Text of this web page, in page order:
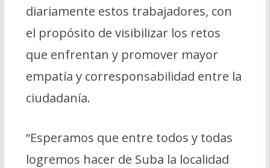
diariamente estos trabajadores, con
el propósito de visibilizar los retos
que enfrentan y promover mayor
empatía y corresponsabilidad entre la
ciudadanía.
“Esperamos que entre todos y todas
logremos hacer de Suba la localidad